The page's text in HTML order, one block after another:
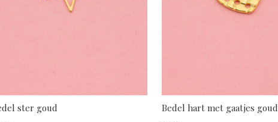
ster goud Bedel hart met gaatjes goud